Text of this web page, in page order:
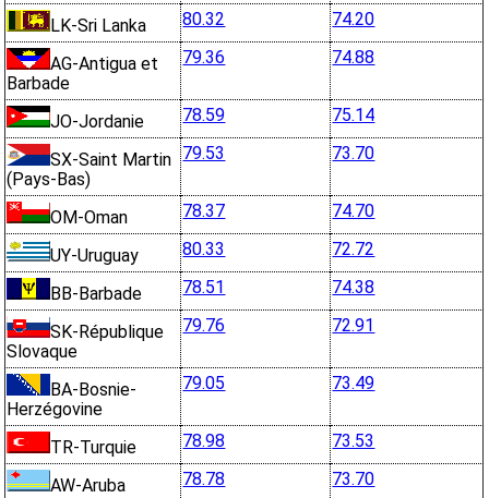
LK-Sri Lanka 80.32 74.20
AG-Antigua et
Barbade
79.36 74.88
JO-Jordanie 78.59 75.14
SX-Saint Martin
(Pays-Bas)
79.53 73.70
OM-Oman 78.37 74.70
UY-Uruguay 80.33 72.72
BB-Barbade 78.51 74.38
SK-République
Slovaque
79.76 72.91
BA-Bosnie-
Herzégovine
79.05 73.49
TR-Turquie 78.98 73.53
AW-Aruba 78.78 73.70